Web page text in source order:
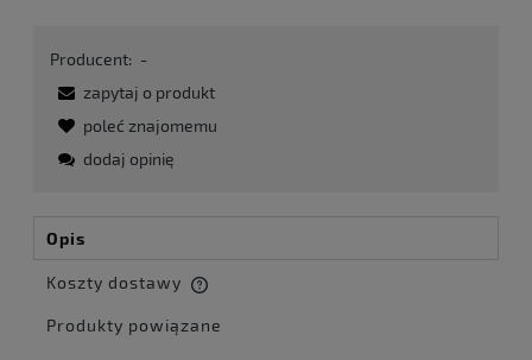
Producent: -
zapytaj o produkt
poleć znajomemu
dodaj opinię
Opis
Koszty dostawy
Cena nie zawiera ewentualnych kosztów płatności
Produkty powiązane